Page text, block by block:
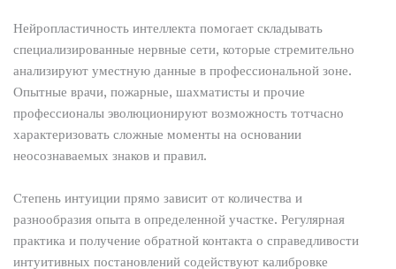
Нейропластичность интеллекта помогает складывать
специализированные нервные сети, которые стремительно
анализируют уместную данные в профессиональной зоне.
Опытные врачи, пожарные, шахматисты и прочие
профессионалы эволюционируют возможность тотчасно
характеризовать сложные моменты на основании
неосознаваемых знаков и правил.
Степень интуиции прямо зависит от количества и
разнообразия опыта в определенной участке. Регулярная
практика и получение обратной контакта о справедливости
интуитивных постановлений содействуют калибровке